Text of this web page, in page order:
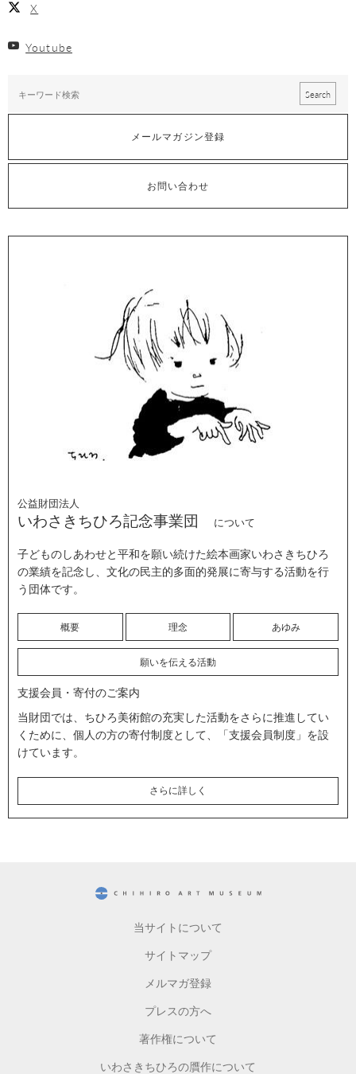
X
Youtube
メールマガジン登録
お問い合わせ
公益財団法人
いわさきちひろ記念事業団 について
子どものしあわせと平和を願い続けた絵本画家いわさきちひろ
の業績を記念し、文化の民主的多面的発展に寄与する活動を行
う団体です。
概要 理念 あゆみ
願いを伝える活動
支援会員・寄付のご案内
当財団では、ちひろ美術館の充実した活動をさらに推進してい
くために、個人の方の寄付制度として、「支援会員制度」を設
けています。
さらに詳しく
当サイトについて
サイトマップ
メルマガ登録
プレスの方へ
著作権について
いわさきちひろの贋作について